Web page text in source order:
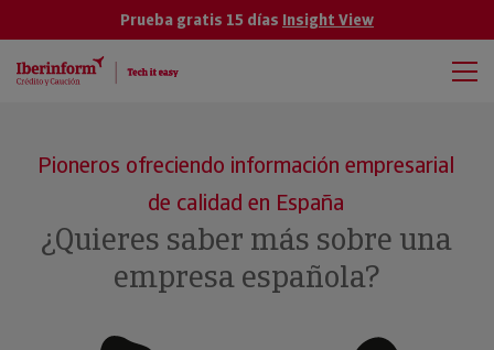
Prueba gratis 15 días Insight View
Pioneros ofreciendo información empresarial
de calidad en España
¿Quieres saber más sobre una
empresa española?